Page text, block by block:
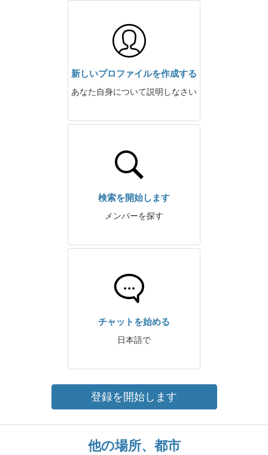
新しいプロファイルを作成する
あなた自身について説明しなさい
検索を開始します
メンバーを探す
チャットを始める
日本語で
登録を開始します
他の場所、都市